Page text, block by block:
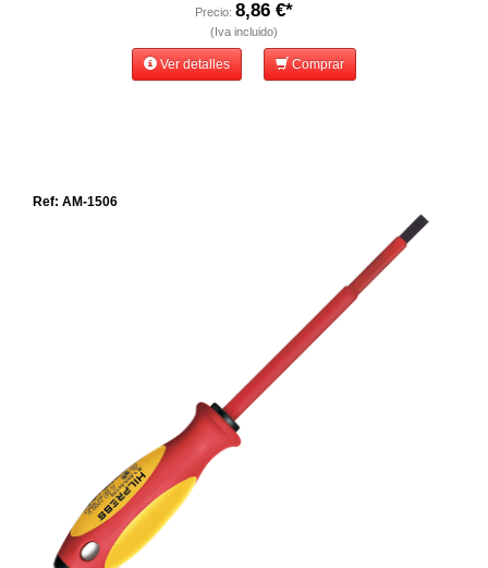
Precio: 8,86 €*
(Iva incluido)
Ver detalles Comprar
Ref: AM-1506